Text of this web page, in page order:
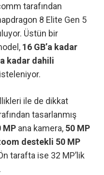
tarafından
8 Elite Gen 5
Üstün bir
16 GB’a kadar
kadar dahili
ile de dikkat
tasarlanmış
MP ana kamera, 50 MP
destekli 50 MP
tarafta ise 32 MP’lik